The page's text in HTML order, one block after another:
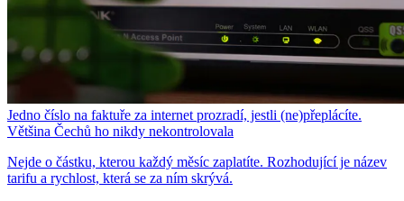
Jedno číslo na faktuře za internet prozradí, jestli (ne)přeplácíte.
Většina Čechů ho nikdy nekontrolovala
Nejde o částku, kterou každý měsíc zaplatíte. Rozhodující je název
tarifu a rychlost, která se za ním skrývá.